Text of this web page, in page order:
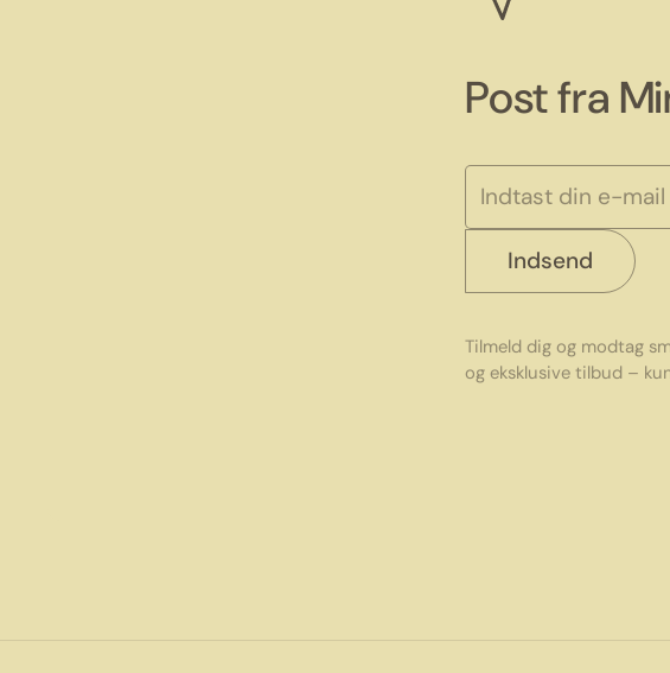
Post fra
Indsend
Tilmeld dig og modtag
og eksklusive tilbud –